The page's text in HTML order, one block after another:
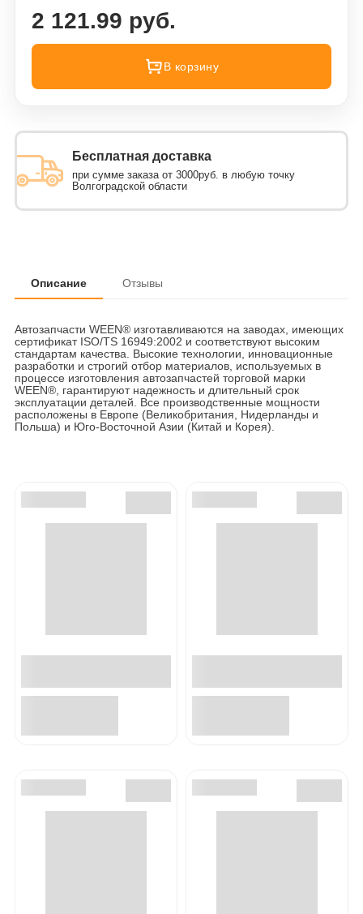
2 121.99 руб.
В корзину
Бесплатная доставка
при сумме заказа от 3000руб. в любую точку
Волгоградской области
Описание Отзывы
Автозапчасти WEEN® изготавливаются на заводах, имеющих
сертификат ISO/TS 16949:2002 и соответствуют высоким
стандартам качества. Высокие технологии, инновационные
разработки и строгий отбор материалов, используемых в
процессе изготовления автозапчастей торговой марки
WEEN®, гарантируют надежность и длительный срок
эксплуатации деталей. Все производственные мощности
расположены в Европе (Великобритания, Нидерланды и
Польша) и Юго-Восточной Азии (Китай и Корея).